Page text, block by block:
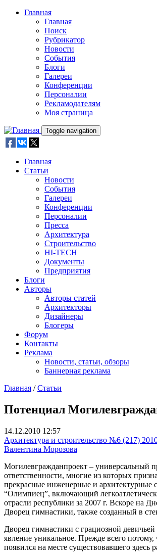
Skip to main content
Главная
Главная
Поиск
Рубрикатор
Новости
События
Блоги
Галереи
Конференции
Персоналии
Рекламодателям
Моя страница
Toggle navigation
Главная
Статьи
Новости
События
Галереи
Конференции
Персоналии
Пресса
Архитектура
Строительство
HI-TECH
Документы
Предприятия
Блоги
Авторы
Авторы статей
Архитекторы
Дизайнеры
Блогеры
Форум
Контакты
Реклама
Новости, статьи, обзоры
Баннерная реклама
Главная / Статьи
Потенциал
14.12.2010 12:57
Архитектура и строительство №6 (217)
Валентина Морозова
Могилевгражданпроект – универсальный
ответственности, многие из которых
прекрасные инженерные и архитектурные
“Олимпиец”, включающий
отрасли республики за 2007 г. Вскоре на
Дворец гимнастики, также созданный в
Дворец гимнастики с грациозной
явление уникальное. Прежде всего
появился на месте существовавшего здесь